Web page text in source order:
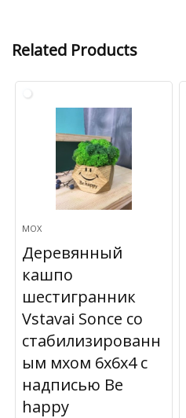
Related Products
МОХ
Деревянный
кашпо
шестигранник
Vstavai Sonce со
стабилизированн
ым мхом 6х6х4 с
надписью Be
happy